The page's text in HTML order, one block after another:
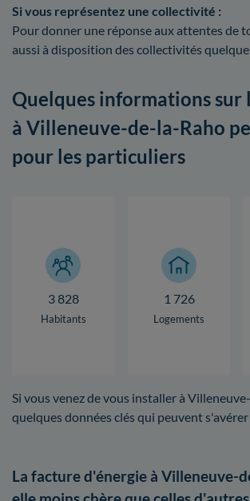
Si vous représentez une collectivité :
Pour donner une réponse aux attentes de
aussi à disposition des collectivités
Quelques informations
à Villeneuve-de-la-Raho
pour les particuliers
3 828
Habitants
1 726
Logements
Si vous venez de vous installer à
quelques données clés qui peuvent
La facture d'énergie à Villeneuve-